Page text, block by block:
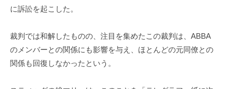
に訴訟を起こした。
裁判では和解したものの、注目を集めたこの裁判は、ABBA
のメンバーとの関係にも影響を与え、ほとんどの元同僚との
関係も回復しなかったという。